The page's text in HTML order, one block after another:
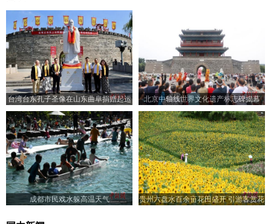
台湾台东孔子圣像在山东曲阜捐赠起运 北京中轴线世界文化遗产标志碑揭幕
成都市民戏水躲高温天气
贵州六盘水百余亩花田盛开 引游客赏花